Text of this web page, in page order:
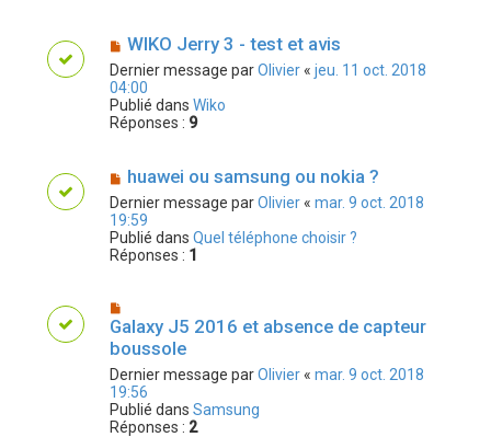
WIKO Jerry 3 - test et avis
Dernier message parOlivier« jeu. 11 oct. 2018
04:00
Publié dans Wiko
Réponses : 9
huawei ou samsung ou nokia ?
Dernier message parOlivier« mar. 9 oct. 2018
19:59
Publié dans Quel téléphone choisir ?
Réponses : 1
Galaxy J5 2016 et absence de capteur
boussole
Dernier message parOlivier« mar. 9 oct. 2018
19:56
Publié dans Samsung
Réponses : 2